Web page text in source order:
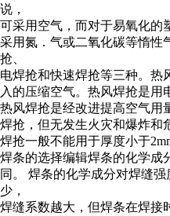
说，
可采用空气，而对于易氧化的
采用氮．气或二氧化碳等惰性
抢、
电焊抢和快速焊抢等三种。热
入的压缩空气。热风焊抢是用
热风焊抢是经改进提高空气用
焊抢，但无发生火灾和爆炸和
焊抢一般不能用于厚度小于
焊条的选择编辑焊条的化学成
同。 焊条的化学成分对焊缝
少，
焊缝系数越大，但焊条在焊接